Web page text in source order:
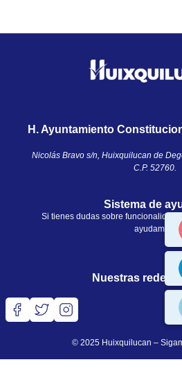
H. Ayuntamiento
Nicolás Bravo s/n, Huixquilucan de
C.P. 52760.​
Sistema de
Si tienes dudas sobre
ayudamos.
Nuestras redes
© 2025 Huixquilucan –